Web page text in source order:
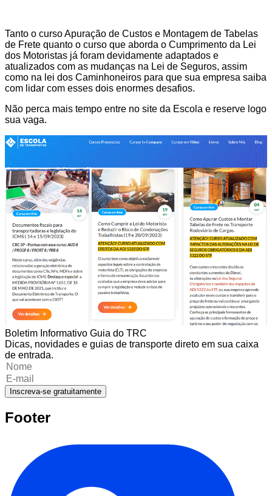
Tanto o curso Apuração de Custos e Montagem de Tabelas
de Frete quanto o curso que aborda o Cumprimento da Lei
dos Motoristas já foram devidamente adaptados e
atualizados com as mudanças na Lei de Seguros, assim
como na lei dos Caminhoneiros para que sua empresa saiba
com lidar com esses dois enormes desafios.
Não perca mais tempo entre no site da Escola e reserve logo
sua vaga.
Boletim Informativo Guia do TRC
Dicas, novidades e guias de transporte direto em sua caixa
de entrada.
Inscreva-se gratuitamente
Footer